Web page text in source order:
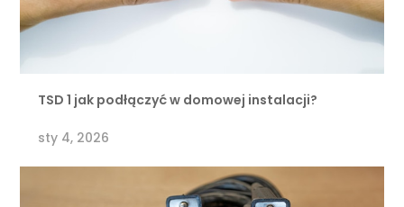
TSD 1 jak podłączyć w domowej instalacji?
sty 4, 2026